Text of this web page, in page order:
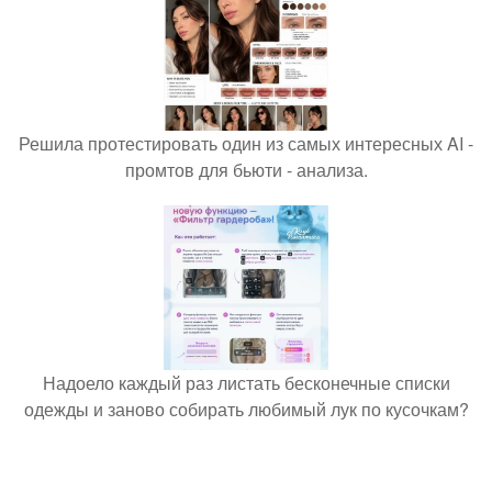
Решила протестировать один из самых интересных AI -
промтов для бьюти - анализа.
Надоело каждый раз листать бесконечные списки
одежды и заново собирать любимый лук по кусочкам?